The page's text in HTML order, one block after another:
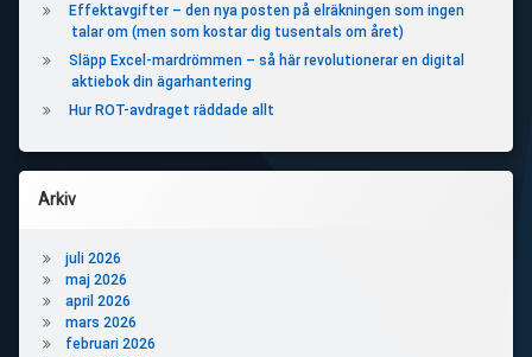
Effektavgifter – den nya posten på elräkningen som ingen
talar om (men som kostar dig tusentals om året)
Släpp Excel-mardrömmen – så här revolutionerar en digital
aktiebok din ägarhantering
Hur ROT-avdraget räddade allt
Arkiv
juli 2026
maj 2026
april 2026
mars 2026
februari 2026